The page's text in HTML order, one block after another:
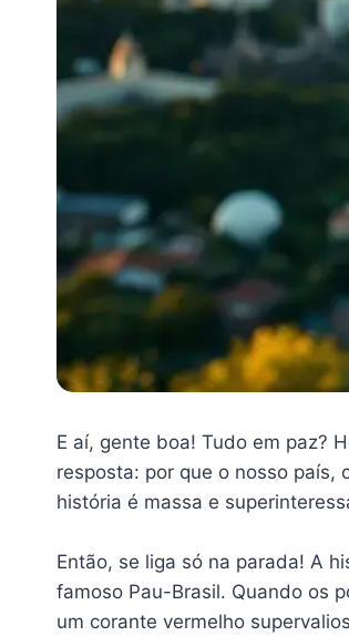
E aí, gente boa! Tudo em paz?
resposta: por que o nosso país,
história é massa e
Então, se liga só na parada! A
famoso Pau-Brasil. Quando os
um corante vermelho